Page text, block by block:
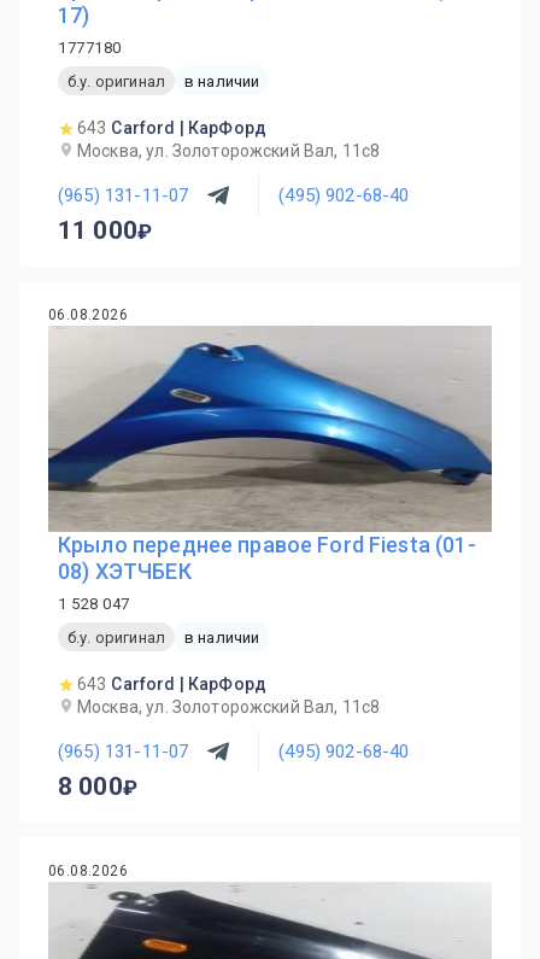
17)
1777180
б.у. оригинал
в наличии
643 Carford | КарФорд
Москва, ул. Золоторожский Вал, 11с8
(965) 131-11-07 (495) 902-68-40
11 000
06.08.2026
Крыло переднее правое Ford Fiesta (01-
08) ХЭТЧБЕК
1 528 047
б.у. оригинал
в наличии
643 Carford | КарФорд
Москва, ул. Золоторожский Вал, 11с8
(965) 131-11-07 (495) 902-68-40
8 000
06.08.2026